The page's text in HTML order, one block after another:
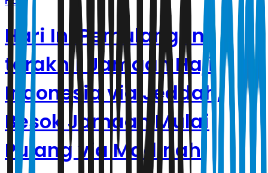
Hari Ini Pemulangan
terakhir Jamaah Haji
Indonesia via Jeddah,
Besok Jamaah Mulai
Pulang via Madinah